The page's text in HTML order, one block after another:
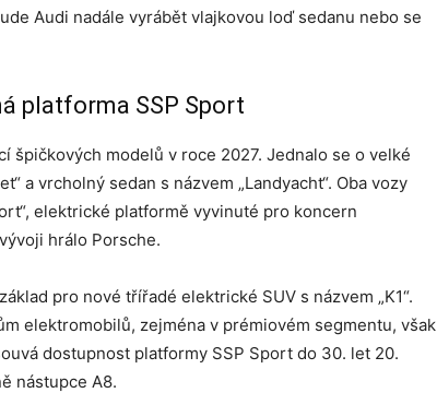
Audi nadále vyrábět vlajkovou loď sedanu nebo se
platforma SSP Sport
špičkových modelů v roce 2027. Jednalo se o velké
a vrcholný sedan s názvem „Landyacht“. Oba vozy
elektrické platformě vyvinuté pro koncern
hrálo Porsche.
pro nové třířadé elektrické SUV s názvem „K1“.
elektromobilů, zejména v prémiovém segmentu, však
dostupnost platformy SSP Sport do 30. let 20.
nástupce A8.